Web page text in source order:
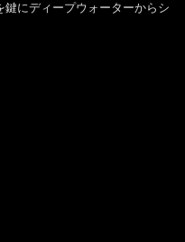
にディープウォーターからシ